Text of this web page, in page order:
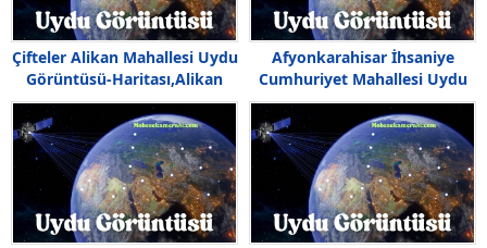
Çifteler Alikan Mahallesi Uydu
Görüntüsü-Haritası,Alikan
Mahallesi Nerede
Afyonkarahisar İhsaniye
Cumhuriyet Mahallesi Uydu
Görüntüsü